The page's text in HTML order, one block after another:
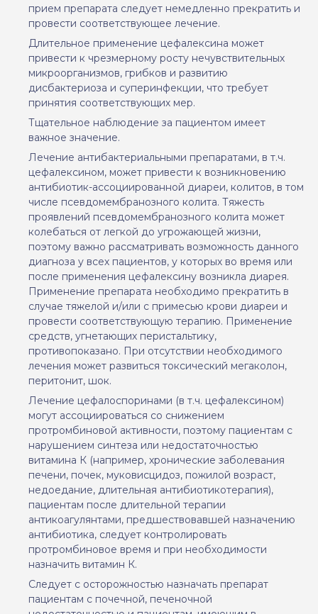
прием препарата следует немедленно прекратить и
провести соответствующее лечение.
Длительное применение цефалексина может
привести к чрезмерному росту нечувствительных
микроорганизмов, грибков и развитию
дисбактериоза и суперинфекции, что требует
принятия соответствующих мер.
Тщательное наблюдение за пациентом имеет
важное значение.
Лечение антибактериальными препаратами, в т.ч.
цефалексином, может привести к возникновению
антибиотик-ассоциированной диареи, колитов, в том
числе псевдомембранозного колита. Тяжесть
проявлений псевдомембранозного колита может
колебаться от легкой до угрожающей жизни,
поэтому важно рассматривать возможность данного
диагноза у всех пациентов, у которых во время или
после применения цефалексину возникла диарея.
Применение препарата необходимо прекратить в
случае тяжелой и/или с примесью крови диареи и
провести соответствующую терапию. Применение
средств, угнетающих перистальтику,
противопоказано. При отсутствии необходимого
лечения может развиться токсический мегаколон,
перитонит, шок.
Лечение цефалоспоринами (в т.ч. цефалексином)
могут ассоциироваться со снижением
протромбиновой активности, поэтому пациентам с
нарушением синтеза или недостаточностью
витамина К (например, хронические заболевания
печени, почек, муковисцидоз, пожилой возраст,
недоедание, длительная антибиотикотерапия),
пациентам после длительной терапии
антикоагулянтами, предшествовавшей назначению
антибиотика, следует контролировать
протромбиновое время и при необходимости
назначить витамин К.
Следует с осторожностью назначать препарат
пациентам с почечной, печеночной